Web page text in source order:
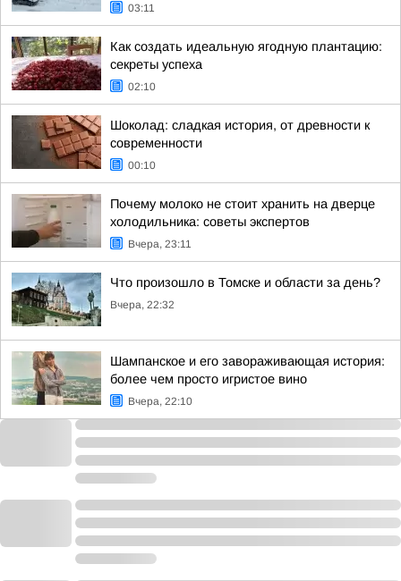
03:11
Как создать идеальную ягодную плантацию:
секреты успеха
02:10
Шоколад: сладкая история, от древности к
современности
00:10
Почему молоко не стоит хранить на дверце
холодильника: советы экспертов
Вчера, 23:11
Что произошло в Томске и области за день?
Вчера, 22:32
Шампанское и его завораживающая история:
более чем просто игристое вино
Вчера, 22:10